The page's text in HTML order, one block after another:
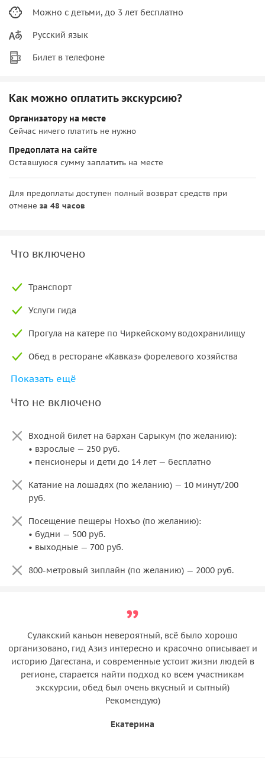
Можно с детьми, до 3 лет бесплатно
Русский язык
Билет в телефоне
Как можно оплатить экскурсию?
Организатору на месте
Сейчас ничего платить не нужно
Предоплата на сайте
Оставшуюся сумму заплатить на месте
Для предоплаты доступен полный возврат средств при
отмене за 48 часов
Что включено
Транспорт
Услуги гида
Прогула на катере по Чиркейскому водохранилищу
Обед в ресторане «Кавказ» форелевого хозяйства
Чаепитие на Чиркейском водохранилище
Показать ещё
Что не включено
Входной билет на бархан Сарыкум (по желанию):
• взрослые — 250 руб.
• пенсионеры и дети до 14 лет — бесплатно
Катание на лошадях (по желанию) — 10 минут/200
руб.
Посещение пещеры Нохъо (по желанию):
• будни — 500 руб.
• выходные — 700 руб.
800-метровый зиплайн (по желанию) — 2000 руб.
Сулакский каньон невероятный, всё было хорошо
организовано, гид Азиз интересно и красочно описывает и
историю Дагестана, и современные устоит жизни людей в
регионе, старается найти подход ко всем участникам
экскурсии, обед был очень вкусный и сытный)
Рекомендую)
Екатерина